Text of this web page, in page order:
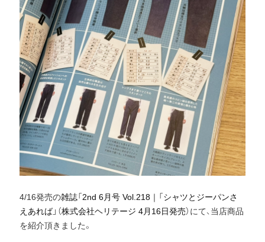
4/16発売の雑誌「2nd 6月号 Vol.218｜「シャツとジーパンさ
えあれば」（株式会社ヘリテージ 4月16日発売） にて、当店商品
を紹介頂きました。